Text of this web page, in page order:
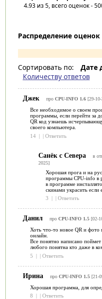
4.93из 5, всего оценок -
Распределение
Сортировать по: Дате
Количеству ответов
Джек про CPU-INFO 1.6[29-10-
Все необходимое о своем
программы, если перейти за
QR код узнаешь
своего компьютера.
14 | | Ответить
Санёк с Севера в
2025]
Хорошая прога и на
программы CPU-info в
в программе
скинами украсить если
3
| | Ответить
Данил про CPU-INFO 1.5[02-
Хоть что-то новое QR и
онлайн.
Все понятно написано
любого понятна кто даже в
5
| | Ответить
Ирина про CPU-INFO 1.5[21-
Хорошая программа, для
8
| | Ответить